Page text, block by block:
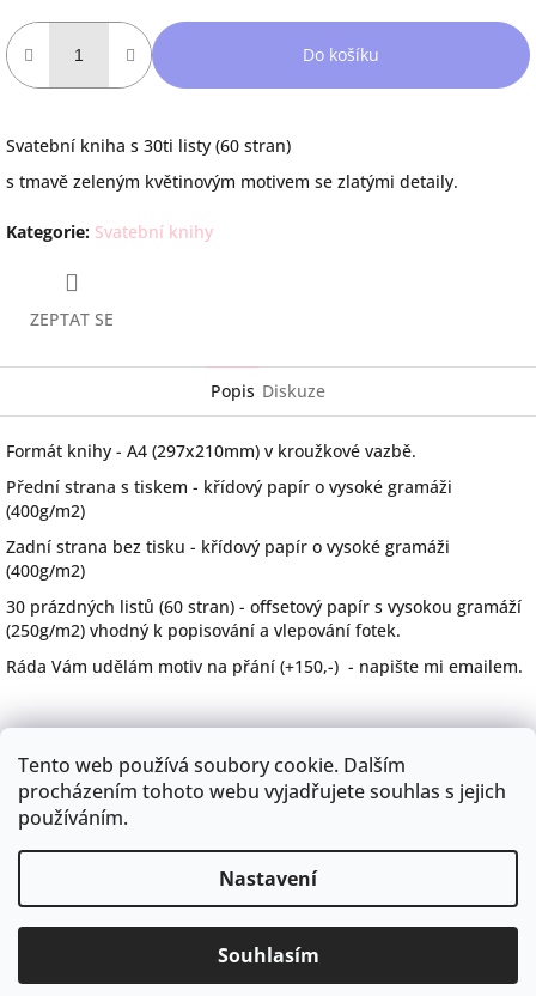
Tento web používá soubory cookie. Dalším
procházením tohoto webu vyjadřujete souhlas s jejich
používáním.
Nastavení
Souhlasím
Do košíku
Svatební kniha s 30ti listy (60 stran)
s tmavě zeleným květinovým motivem se zlatými detaily.
Kategorie: Svatební knihy
ZEPTAT SE
Popis Diskuze
Formát knihy - A4 (297x210mm) v kroužkové vazbě.
Přední strana s tiskem - křídový papír o vysoké gramáži
(400g/m2)
Zadní strana bez tisku - křídový papír o vysoké gramáži
(400g/m2)
30 prázdných listů (60 stran) - offsetový papír s vysokou gramáží
(250g/m2) vhodný k popisování a vlepování fotek.
Ráda Vám udělám motiv na přání (+150,-) - napište mi emailem.
GDPR
Instagram O mně
české puncovní značky
Půjčovna skákacích hradů na svatby
Copyright 2026Řekni ANO
vyhrazena.Upravit nastavení cookies